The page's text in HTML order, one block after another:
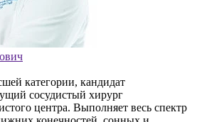
категории, кандидат
сосудистый хирург
центра. Выполняет весь спектр